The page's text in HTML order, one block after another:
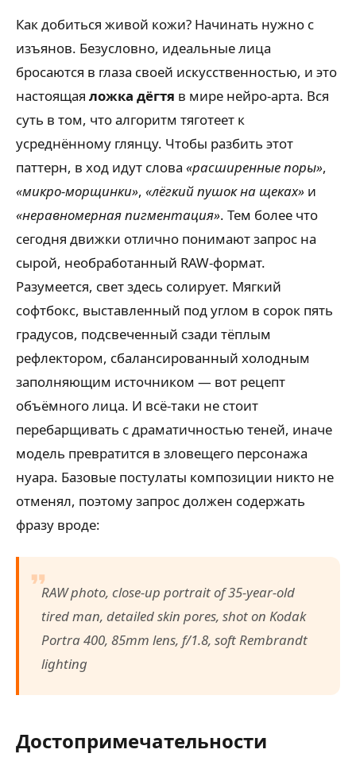
Как добиться живой кожи? Начинать нужно с
изъянов. Безусловно, идеальные лица
бросаются в глаза своей искусственностью, и это
настоящая ложка дёгтя в мире нейро-арта. Вся
суть в том, что алгоритм тяготеет к
усреднённому глянцу. Чтобы разбить этот
паттерн, в ход идут слова «расширенные поры»,
«микро-морщинки», «лёгкий пушок на щеках» и
«неравномерная пигментация». Тем более что
сегодня движки отлично понимают запрос на
сырой, необработанный RAW-формат.
Разумеется, свет здесь солирует. Мягкий
софтбокс, выставленный под углом в сорок пять
градусов, подсвеченный сзади тёплым
рефлектором, сбалансированный холодным
заполняющим источником — вот рецепт
объёмного лица. И всё-таки не стоит
перебарщивать с драматичностью теней, иначе
модель превратится в зловещего персонажа
нуара. Базовые постулаты композиции никто не
отменял, поэтому запрос должен содержать
фразу вроде:
RAW photo, close-up portrait of 35-year-old
tired man, detailed skin pores, shot on Kodak
Portra 400, 85mm lens, f/1.8, soft Rembrandt
lighting
Достопримечательности